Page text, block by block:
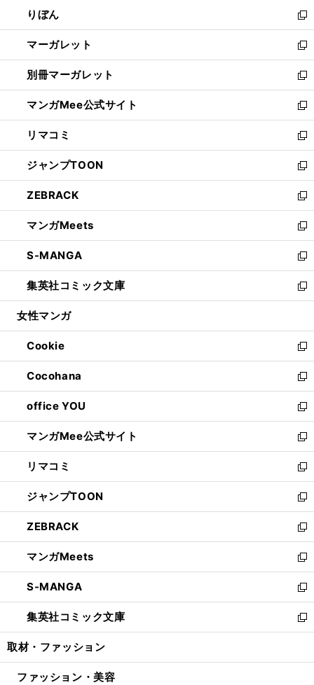
く
で
開
く
ド
ウ
で
開
く
ィ
ン
ド
ウ
で
開
く
りぼん
新
し
い
ウ
ィ
ン
ド
ウ
で
開
く
マーガレット
新
し
い
ウ
ィ
ン
ド
ウ
で
開
く
別冊マーガレット
新
し
い
ウ
ィ
ン
ド
ウ
で
開
く
マンガMee公式サイト
新
し
い
ウ
ィ
ン
ド
ウ
で
開
く
リマコミ
新
し
い
ウ
ィ
ン
ド
ウ
で
開
く
ジャンプTOON
新
し
い
ウ
ィ
ン
ド
ウ
で
開
ZEBRACK
新
し
い
ウ
ィ
ン
ド
ウ
開
く
マンガMeets
新
し
い
ウ
ィ
ン
ウ
で
開
く
S-MANGA
新
し
い
ウ
ン
ド
ウ
で
開
く
集英社コミック文庫
新
し
ウ
ィ
ン
ド
ウ
で
開
く
女性マンガ
Cookie
新
し
い
ウ
ィ
ン
ド
ウ
で
開
く
Cocohana
新
し
い
ウ
ィ
ン
ド
ウ
で
開
く
office YOU
新
し
い
ウ
ィ
ン
ド
ウ
で
開
く
マンガMee公式サイト
新
し
い
ウ
ィ
ン
ド
ウ
で
開
く
リマコミ
新
し
い
ウ
ィ
ン
ド
ウ
で
開
く
ジャンプTOON
新
し
い
ウ
ィ
ン
ド
ウ
で
開
ZEBRACK
新
し
い
ウ
ィ
ン
ド
ウ
開
マンガMeets
新
し
い
ウ
ィ
ン
ウ
S-MANGA
新
し
い
ウ
ン
集英社コミック文庫
新
し
ウ
取材・ファッション
ファッション・美容